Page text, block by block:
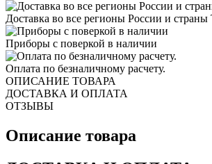
Доставка во все регионы России и
Приборы с поверкой в наличии
Оплата по безналичному расчету.
ОПИСАНИЕ ТОВАРА
ДОСТАВКА И ОПЛАТА
ОТЗЫВЫ
Описание товара